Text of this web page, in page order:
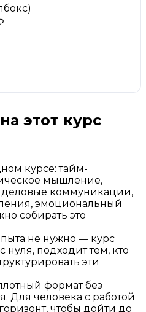
этот курс
курсе: тайм-
мышление,
коммуникации,
эмоциональный
собирать это
не нужно — курс
нуля, подходит тем, кто
эти
формат без
Для человека с работой
чтобы дойти до